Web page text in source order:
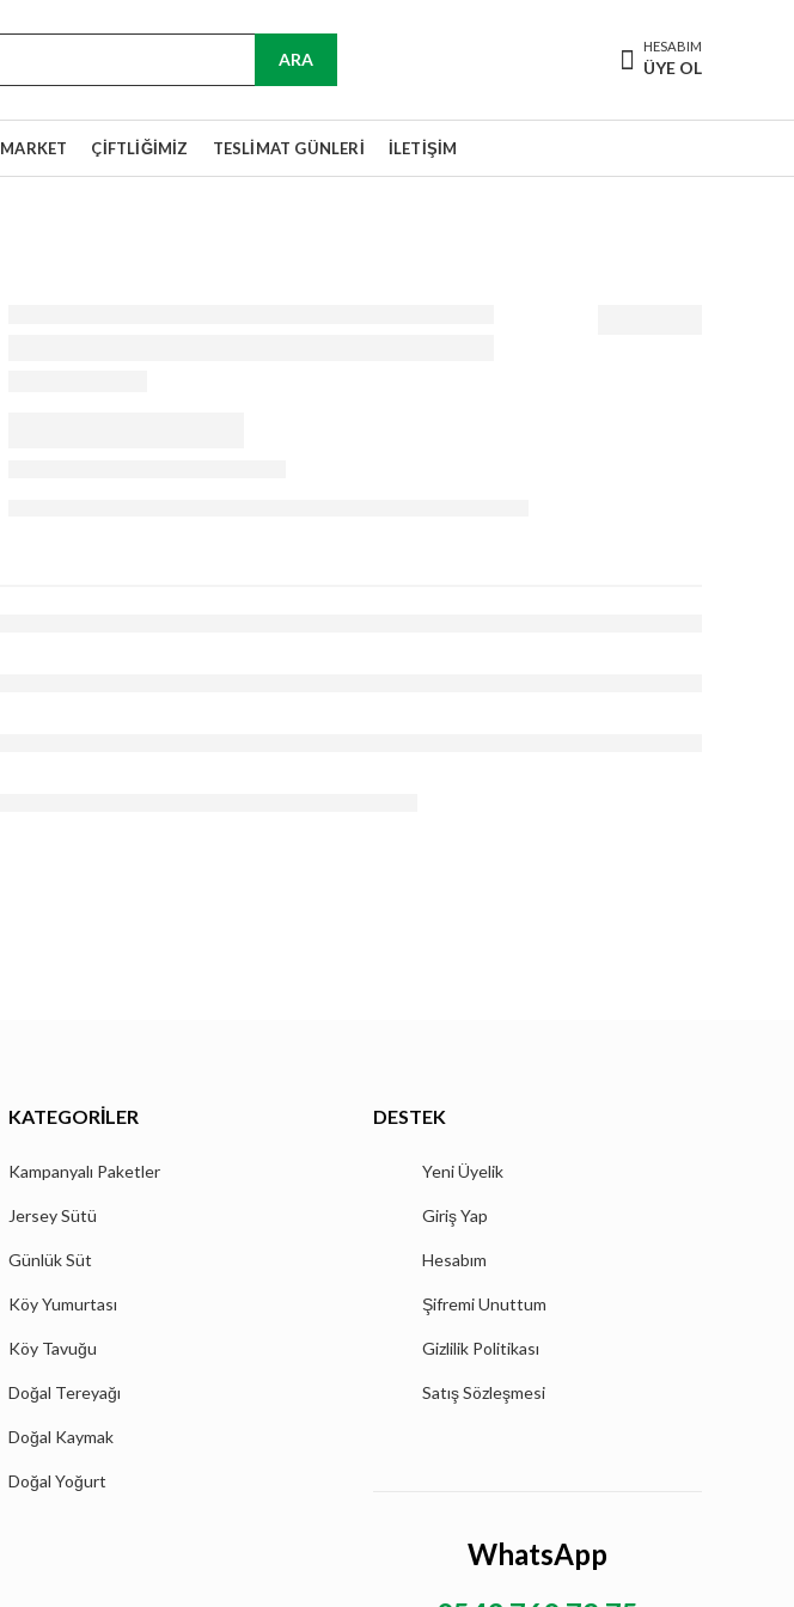
ARA
HESABIM
ÜYE OL
MARKET ÇIFTLIĞIMIZ TESLIMAT GÜNLERI İLETIŞIM
KATEGORILER
Kampanyalı Paketler
Jersey Sütü
Günlük Süt
Köy Yumurtası
Köy Tavuğu
Doğal Tereyağı
Doğal Kaymak
Doğal Yoğurt
DESTEK
Yeni Üyelik
Giriş Yap
Hesabım
Şifremi Unuttum
Gizlilik Politikası
Satış Sözleşmesi
WhatsApp